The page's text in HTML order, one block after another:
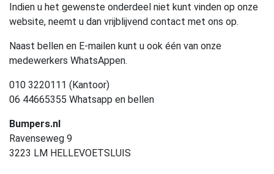
Indien u het gewenste onderdeel niet kunt vinden op onze
website, neemt u dan vrijblijvend contact met ons op.
Naast bellen en E-mailen kunt u ook één van onze
medewerkers WhatsAppen.
010 3220111 (Kantoor)
06 44665355 Whatsapp en bellen
Bumpers.nl
Ravenseweg 9
3223 LM HELLEVOETSLUIS